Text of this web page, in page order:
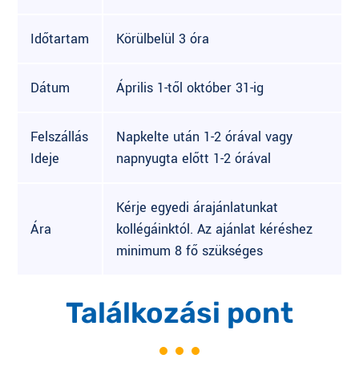
Időtartam Körülbelül 3 óra
Dátum Április 1-től október 31-ig
Felszállás
Ideje
Napkelte után 1-2 órával vagy
napnyugta előtt 1-2 órával
Ára
Kérje egyedi árajánlatunkat
kollégáinktól. Az ajánlat kéréshez
minimum 8 fő szükséges
Találkozási pont